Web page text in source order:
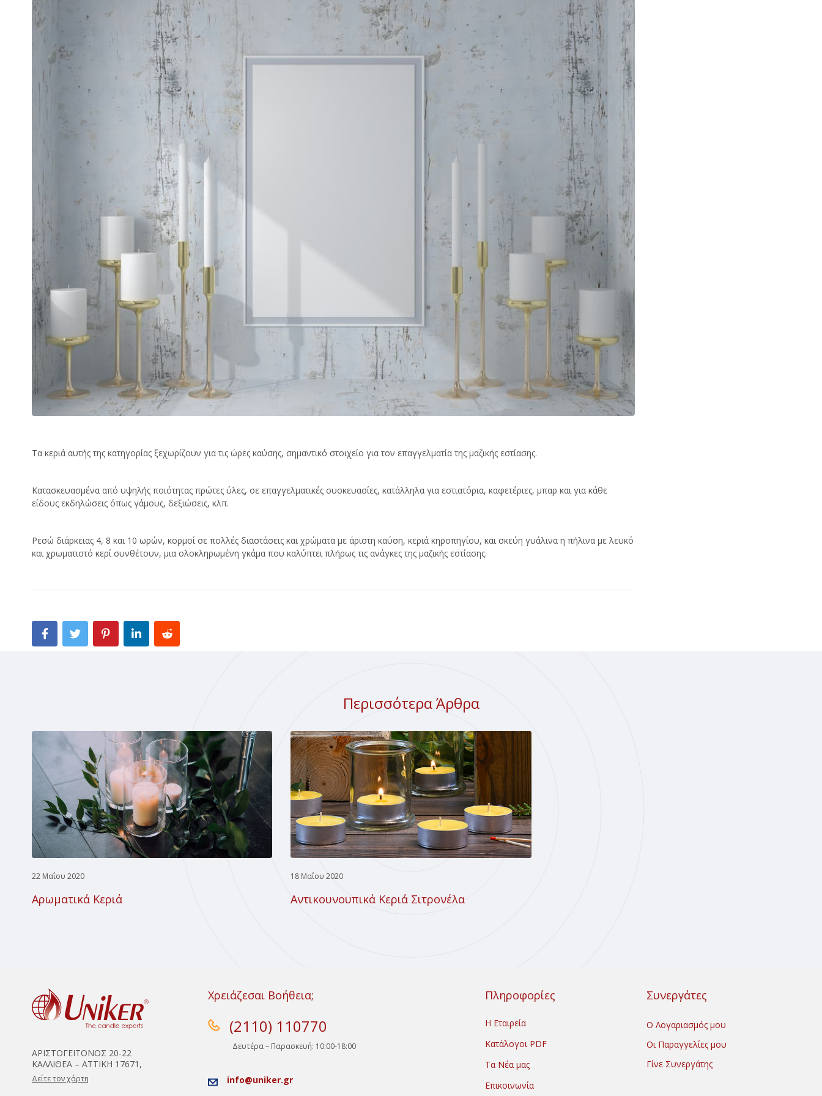
ΚΕΡΑΜΙΚΟΙ ΑΡΩΜΑΤΙΣΤΕΣ
ΚΕΡΙΑ SOYA
ΞΥΛΙΝΑ ΓΙΑ ΔΙΑΚΟΣΜΗΣΗ
ΑΝΑΠΤΗΡΕΣ
ΒΑΣΕΙΣ ΚΕΡΙΩΝ
CITRONELLA ΑΝΤΙΚΟΥΝΟΥΠΙΚΑ
LED ΚΟΡΜΟΙ
ΕΚΚΛΗΣΙΑΣΤΙΚΑ
ΘΥΜΙΑΜΑΤΑ
ΚΕΡΙΑ ΑΦΙΕΡΩΣΗΣ
Γίνε Συνεργάτης μας
Κατάλογοι PDF Τα Νέα μας
Το Uniker.gr απευθύνεται μόνο σε εμπόρους
Τα κεριά αυτής της κατηγορίας ξεχωρίζουν για τις ώρες καύσης, σημαντικό στοιχείο για τον επαγγελματία της μαζικής εστίασης.
Κατασκευασμένα από υψηλής ποιότητας πρώτες ύλες, σε επαγγελματικές συσκευασίες, κατάλληλα για εστιατόρια, καφετέριες, μπαρ και για κάθε
είδους εκδηλώσεις όπως γάμους, δεξιώσεις, κλπ.
Ρεσώ διάρκειας 4, 8 και 10 ωρών, κορμοί σε πολλές διαστάσεις και χρώματα με άριστη καύση, κεριά κηροπηγίου, και σκεύη γυάλινα η πήλινα με λευκό
και χρωματιστό κερί συνθέτουν, μια ολοκληρωμένη γκάμα που καλύπτει πλήρως τις ανάγκες της μαζικής εστίασης.
Περισσότερα Άρθρα
Αρωματικά Κεριά
22 Μαΐου 2020
Αντικουνουπικά Κεριά Σιτρονέλα
18 Μαΐου 2020
ΑΡΙΣΤΟΓΕΙΤΟΝΟΣ 20-22
ΚΑΛΛΙΘΕΑ – ΑΤΤΙΚΗ 17671,
Δείτε τον χάρτη
Χρειάζεσαι Βοήθεια;
(2110) 110770
Δευτέρα – Παρασκευή: 10:00-18:00
info@uniker.gr
Πληροφορίες
Η Εταιρεία
Κατάλογοι PDF
Τα Νέα μας
Επικοινωνία
Συνεργάτες
Ο Λογαριασμός μου
Οι Παραγγελίες μου
Γίνε Συνεργάτης